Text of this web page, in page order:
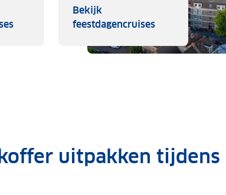
Bekijk fietscruises
Bekijk
feestdagencruisesBekijk
uitpakken tijdens